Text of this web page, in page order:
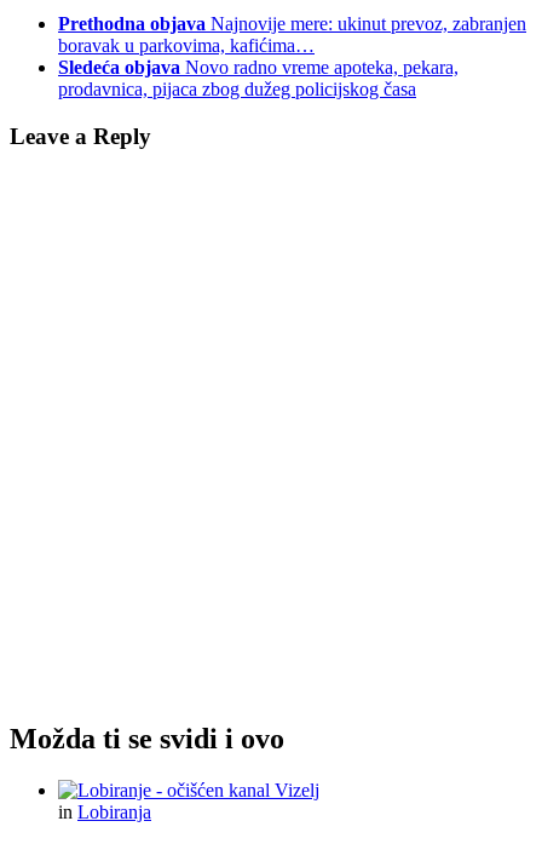
Prethodna objava Najnovije mere: ukinut prevoz, zabranjen
boravak u parkovima, kafićima…
Sledeća objava Novo radno vreme apoteka, pekara,
prodavnica, pijaca zbog dužeg policijskog časa
Leave a Reply
Možda ti se svidi i ovo
in Lobiranja